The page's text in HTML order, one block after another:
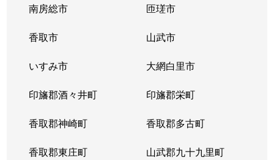
南房総市 匝瑳市
香取市 山武市
いすみ市 大網白里市
印旛郡酒々井町 印旛郡栄町
香取郡神崎町 香取郡多古町
香取郡東庄町 山武郡九十九里町